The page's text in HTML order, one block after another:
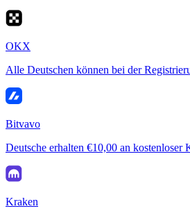
OKX
Alle Deutschen können bei der
Bitvavo
Deutsche erhalten €10,00 an kostenloser
Kraken